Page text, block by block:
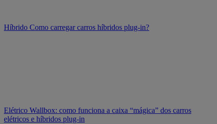
Híbrido Como carregar carros híbridos plug-in?
Elétrico Wallbox: como funciona a caixa “mágica” dos carros
elétricos e híbridos plug-in